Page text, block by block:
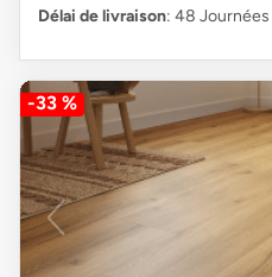
Délai de livraison: 48 Journées
-33 %